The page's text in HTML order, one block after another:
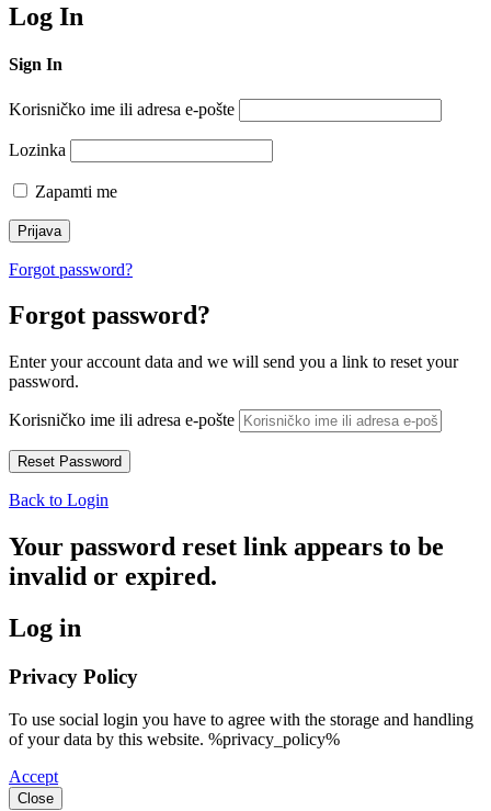
Log In
Sign In
Korisničko ime ili adresa e-pošte
Lozinka
Zapamti me
Forgot password?
Forgot password?
Enter your account data and we will send you a link to reset your
password.
Korisničko ime ili adresa e-pošte
Back to Login
Your password reset link appears to be
invalid or expired.
Log in
Privacy Policy
To use social login you have to agree with the storage and handling
of your data by this website. %privacy_policy%
Accept
Close